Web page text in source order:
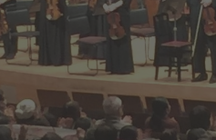
デウスコア
育・地域交流
見る山響
体情報
定期演奏会アーカイブ